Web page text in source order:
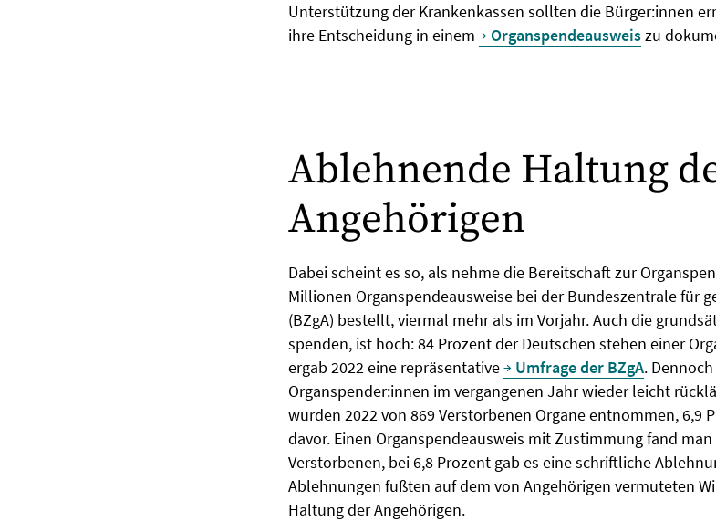
Unterstützung der Krankenkassen sollten die Bürger:innen
ihre Entscheidung in einem
Organspendeausweiszu
Ablehnende Haltung
Angehörigen
Dabei scheint es so, als nehme die Bereitschaft zur
Millionen Organspendeausweise bei der Bundeszentrale für
(BZgA) bestellt, viermal mehr als im Vorjahr. Auch die
spenden, ist hoch: 84 Prozent der Deutschen stehen einer
ergab 2022 eine repräsentative
Umfrage der BZgA.
Organspender:innen im vergangenen Jahr wieder leicht
wurden 2022 von 869 Verstorbenen Organe entnommen, 6,9
davor. Einen Organspendeausweis mit Zustimmung fand
Verstorbenen, bei 6,8 Prozent gab es eine schriftliche
Ablehnungen fußten auf dem von Angehörigen vermuteten
Haltung der Angehörigen.